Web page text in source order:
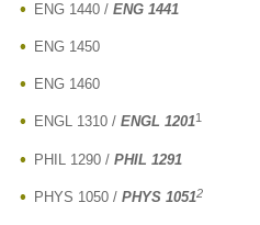
ENG 1440 / ENG 1441
ENG 1450
ENG 1460
ENGL 1310 / ENGL 12011
PHIL 1290 / PHIL 1291
PHYS 1050 / PHYS 10512